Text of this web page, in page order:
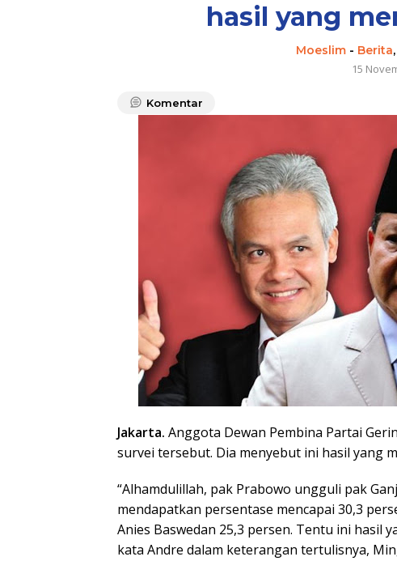
hasil yang
Moeslim - Berita,
15
Komentar
Jakarta. Anggota Dewan Pembina Partai
survei tersebut. Dia menyebut ini hasil yang
“Alhamdulillah, pak Prabowo ungguli pak
mendapatkan persentase mencapai 30,3
Anies Baswedan 25,3 persen. Tentu ini hasil
kata Andre dalam keterangan tertulisnya,